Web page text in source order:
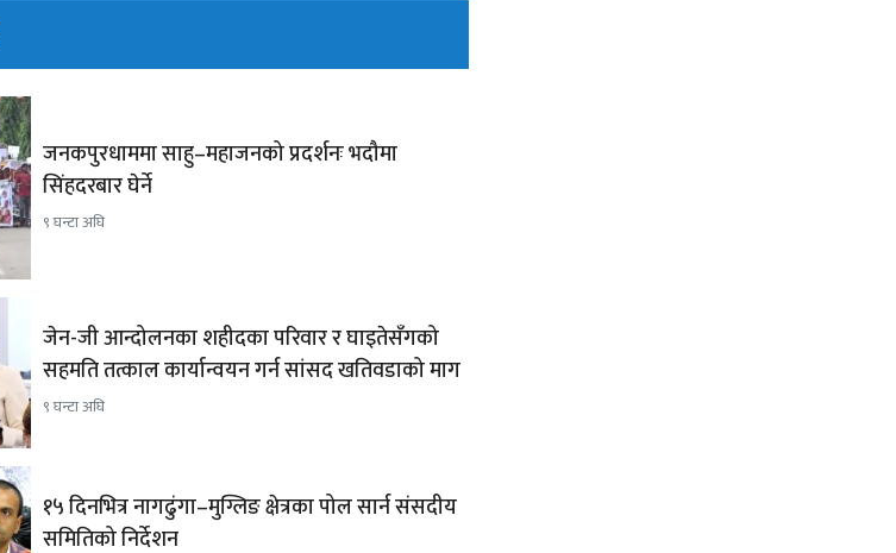
जनकपुरधाममा साहु–महाजनको प्रदर्शनः भदौमा
सिंहदरबार घेर्ने
९ घन्टा अघि
जेन-जी आन्दोलनका शहीदका परिवार र घाइतेसँगको
सहमति तत्काल कार्यान्वयन गर्न सांसद खतिवडाको माग
९ घन्टा अघि
१५ दिनभित्र नागढुंगा–मुग्लिङ क्षेत्रका पोल सार्न संसदीय
समितिको निर्देशन